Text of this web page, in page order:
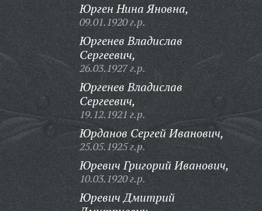
Юрген Нина Яновна,
09.01.1920 г.р.
Юргенев Владислав
Сергеевич,
26.03.1927 г.р.
Юргенев Владислав
Сергеевич,
19.12.1921 г.р.
Юрданов Сергей Иванович,
25.05.1925 г.р.
Юревич Григорий Иванович,
10.03.1920 г.р.
Юревич Дмитрий